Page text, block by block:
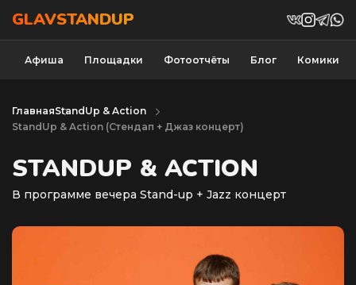
GLAVSTANDUP
Афиша Площадки Фотоотчёты Блог Комики
ГлавнаяStandUp & Action
StandUp & Action (Cтендап + Джаз концерт)
STANDUP & ACTION
В программе вечера Stand-up + Jazz концерт